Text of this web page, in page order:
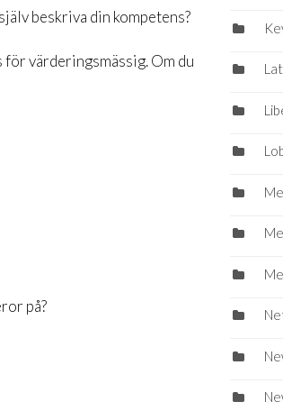
beskriva din kompetens?
för värderingsmässig. Om du
på?